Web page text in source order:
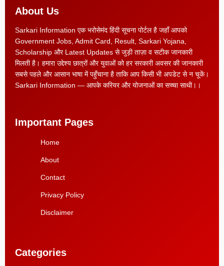
About Us
Sarkari Information एक भरोसेमंद हिंदी सूचना पोर्टल है जहाँ आपको
Government Jobs, Admit Card, Result, Sarkari Yojana,
Scholarship और Latest Updates से जुड़ी ताज़ा व सटीक जानकारी
मिलती है। हमारा उद्देश्य छात्रों और युवाओं को हर सरकारी अवसर की जानकारी
सबसे पहले और आसान भाषा में पहुँचाना है ताकि आप किसी भी अपडेट से न चूकें।
Sarkari Information — आपके करियर और योजनाओं का सच्चा साथी।।
Important Pages
Home
About
Contact
Privacy Policy
Disclaimer
Categories